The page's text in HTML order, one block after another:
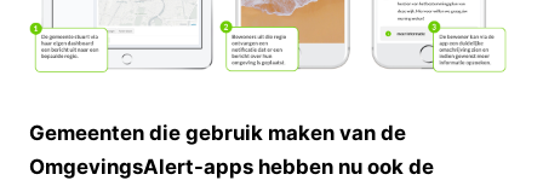
Gemeenten die gebruik maken van de
OmgevingsAlert-apps hebben nu ook de